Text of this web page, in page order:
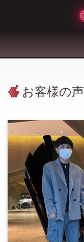
お客様の声